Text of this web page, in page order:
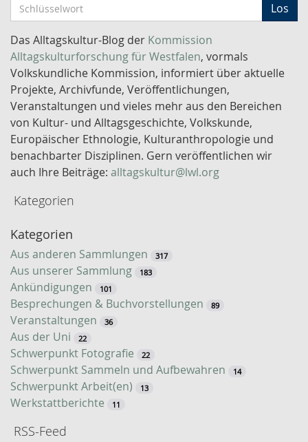
c
h
l
ü
s
s
e
l
w
o
S
u
c
h
e
Los
Das Alltagskultur-Blog der Kommission
Alltagskulturforschung für Westfalen, vormals
Volkskundliche Kommission, informiert über aktuelle
Projekte, Archivfunde, Veröffentlichungen,
Veranstaltungen und vieles mehr aus den Bereichen
von Kultur- und Alltagsgeschichte, Volkskunde,
Europäischer Ethnologie, Kulturanthropologie und
benachbarter Disziplinen. Gern veröffentlichen wir
auch Ihre Beiträge: alltagskultur@lwl.org
Kategorien
Kategorien
Aus anderen Sammlungen 317
Aus unserer Sammlung 183
Ankündigungen 101
Besprechungen & Buchvorstellungen 89
Veranstaltungen 36
Aus der Uni 22
Schwerpunkt Fotografie 22
Schwerpunkt Sammeln und Aufbewahren 14
Schwerpunkt Arbeit(en) 13
Werkstattberichte 11
RSS-Feed